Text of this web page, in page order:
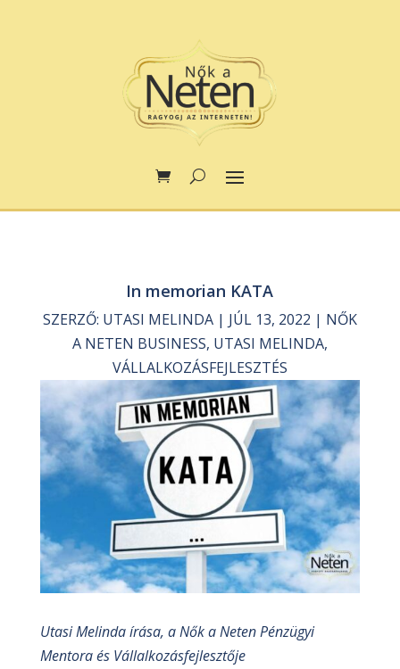
In memorian KATA
SZERZŐ: UTASI MELINDA| JÚL 13, 2022 | NŐK
A NETEN BUSINESS, UTASI MELINDA,
VÁLLALKOZÁSFEJLESZTÉS
Utasi Melinda írása, a Nők a Neten Pénzügyi
Mentora és Vállalkozásfejlesztője